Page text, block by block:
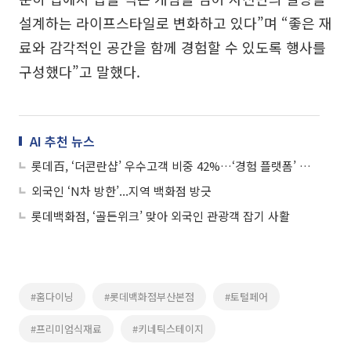
설계하는 라이프스타일로 변화하고 있다”며 “좋은 재
료와 감각적인 공간을 함께 경험할 수 있도록 행사를
구성했다”고 말했다.
AI 추천 뉴스
롯데百, ‘더콘란샵’ 우수고객 비중 42%…‘경험 플랫폼’ 변신 통했다
외국인 ‘N차 방한’...지역 백화점 방긋
롯데백화점, ‘골든위크’ 맞아 외국인 관광객 잡기 사활
#홈다이닝 #롯데백화점부산본점 #토털페어
#프리미엄식재료 #키네틱스테이지